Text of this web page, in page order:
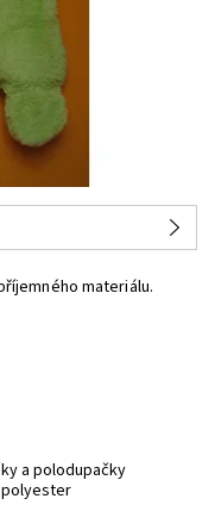
materiálu.
a polodupačky